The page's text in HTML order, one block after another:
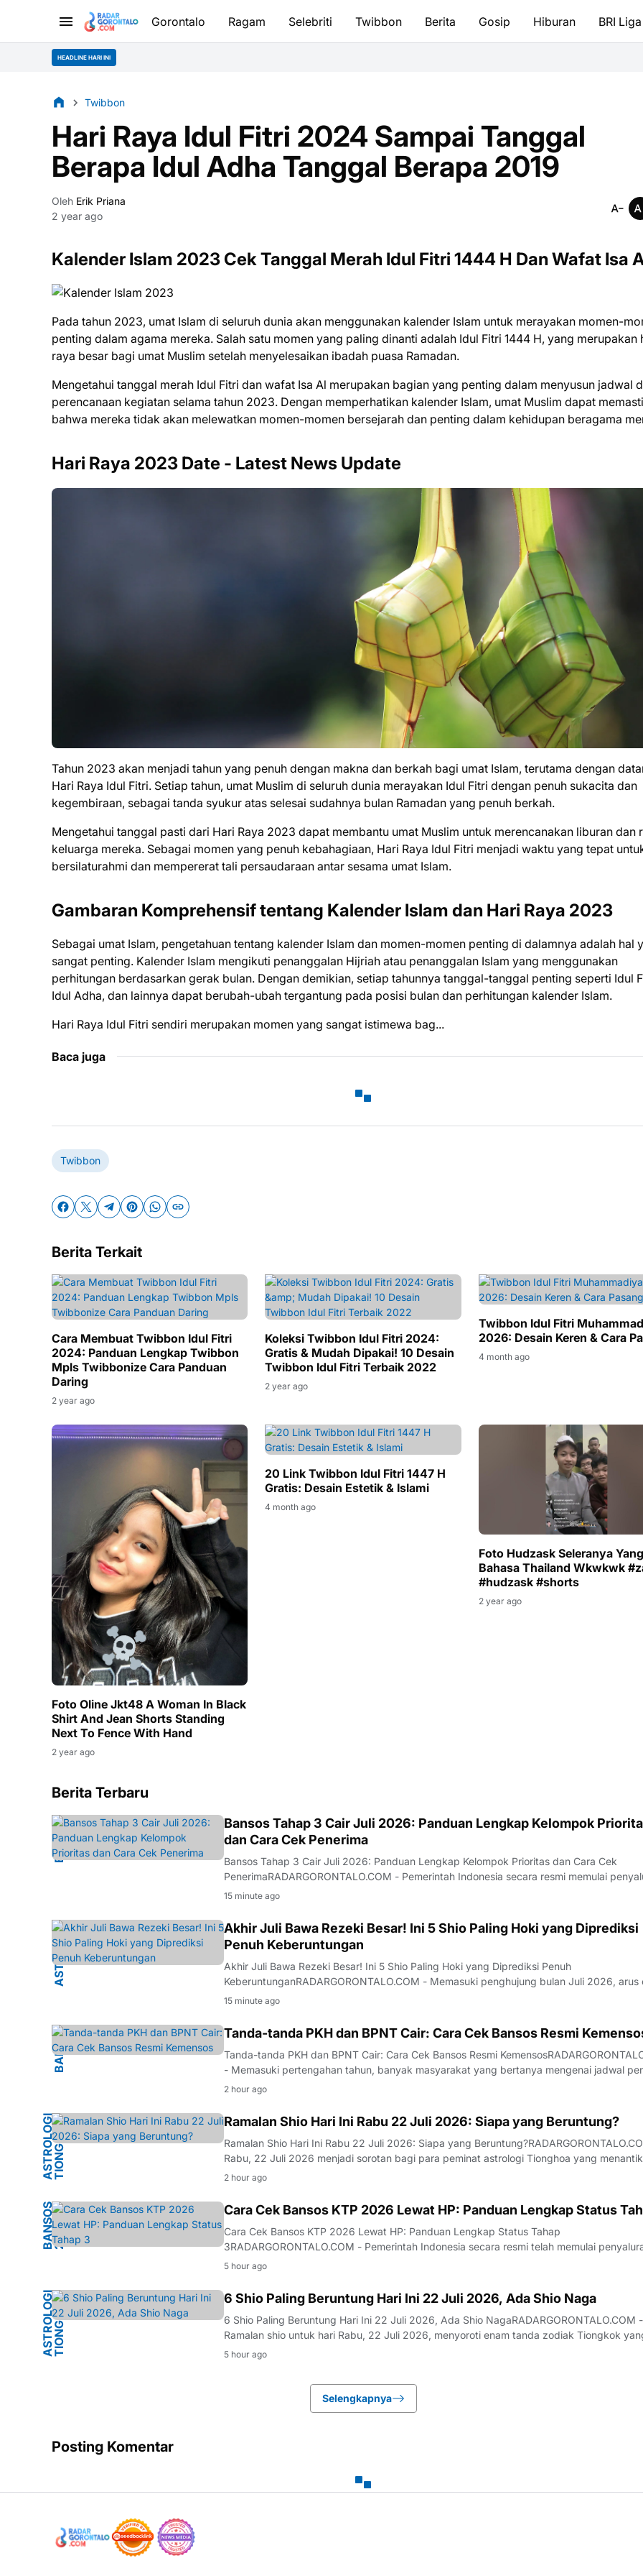
Gorontalo Ragam Selebriti Twibbon Berita Gosip Hiburan BRI Liga
HEADLINE HARI INI
Twibbon
Hari Raya Idul Fitri 2024 Sampai Tanggal
Berapa Idul Adha Tanggal Berapa 2019
Oleh Erik Priana
2 year ago
Kalender Islam 2023 Cek Tanggal Merah Idul Fitri 1444 H Dan Wafat Isa
Pada tahun 2023, umat Islam di seluruh dunia akan menggunakan kalender Islam untuk merayakan momen-
penting dalam agama mereka. Salah satu momen yang paling dinanti adalah Idul Fitri 1444 H, yang merupakan
raya besar bagi umat Muslim setelah menyelesaikan ibadah puasa Ramadan.
Mengetahui tanggal merah Idul Fitri dan wafat Isa Al merupakan bagian yang penting dalam menyusun jadwal
perencanaan kegiatan selama tahun 2023. Dengan memperhatikan kalender Islam, umat Muslim dapat
bahwa mereka tidak akan melewatkan momen-momen bersejarah dan penting dalam kehidupan beragama
Hari Raya 2023 Date - Latest News Update
Tahun 2023 akan menjadi tahun yang penuh dengan makna dan berkah bagi umat Islam, terutama dengan
Hari Raya Idul Fitri. Setiap tahun, umat Muslim di seluruh dunia merayakan Idul Fitri dengan penuh sukacita dan
kegembiraan, sebagai tanda syukur atas selesai sudahnya bulan Ramadan yang penuh berkah.
Mengetahui tanggal pasti dari Hari Raya 2023 dapat membantu umat Muslim untuk merencanakan liburan dan
keluarga mereka. Sebagai momen yang penuh kebahagiaan, Hari Raya Idul Fitri menjadi waktu yang tepat
bersilaturahmi dan mempererat tali persaudaraan antar sesama umat Islam.
Gambaran Komprehensif tentang Kalender Islam dan Hari Raya 2023
Sebagai umat Islam, pengetahuan tentang kalender Islam dan momen-momen penting di dalamnya adalah hal
sangat penting. Kalender Islam mengikuti penanggalan Hijriah atau penanggalan Islam yang menggunakan
perhitungan berdasarkan gerak bulan. Dengan demikian, setiap tahunnya tanggal-tanggal penting seperti Idul
Idul Adha, dan lainnya dapat berubah-ubah tergantung pada posisi bulan dan perhitungan kalender Islam.
Hari Raya Idul Fitri sendiri merupakan momen yang sangat istimewa bag...
Baca juga
Twibbon
Berita Terkait
Cara Membuat Twibbon Idul Fitri
2024: Panduan Lengkap Twibbon
Mpls Twibbonize Cara Panduan
Daring
2 year ago
Koleksi Twibbon Idul Fitri 2024:
Gratis & Mudah Dipakai! 10 Desain
Twibbon Idul Fitri Terbaik 2022
2 year ago
Twibbon Idul Fitri
2026: Desain Keren & Cara
4 month ago
Foto Oline Jkt48 A Woman In Black
Shirt And Jean Shorts Standing
Next To Fence With Hand
2 year ago
20 Link Twibbon Idul Fitri 1447 H
Gratis: Desain Estetik & Islami
4 month ago
Foto Hudzask Seleranya
Bahasa Thailand Wkwkwk
#hudzask #shorts
2 year ago
Berita Terbaru
BANSOS
Bansos Tahap 3 Cair Juli 2026: Panduan Lengkap Kelompok
dan Cara Cek Penerima
Bansos Tahap 3 Cair Juli 2026: Panduan Lengkap Kelompok Prioritas dan Cara Cek
PenerimaRADARGORONTALO.COM - Pemerintah Indonesia secara resmi memulai
bantuan sosial (bansos) tahap ketiga pada Juli 2026. Penyaluran yang memasuki awal
15 minute ago
ASTROLOGI
Akhir Juli Bawa Rezeki Besar! Ini 5 Shio Paling Hoki yang Diprediksi
Penuh Keberuntungan
Akhir Juli Bawa Rezeki Besar! Ini 5 Shio Paling Hoki yang Diprediksi Penuh
KeberuntunganRADARGORONTALO.COM - Memasuki penghujung bulan Juli 2026, arus
positif diprediksi mulai mengalir lebih kuat bagi sebagian individu berdasarkan
15 minute ago
BANSOS Tanda-tanda PKH dan BPNT Cair: Cara Cek Bansos Resmi
Tanda-tanda PKH dan BPNT Cair: Cara Cek Bansos Resmi
- Memasuki pertengahan tahun, banyak masyarakat yang bertanya mengenai jadwal
bantuan sosial (bansos) dari pemerintah. Program Keluarga Harapan (PKH) dan Bantuan
2 hour ago
A
S
T
R
O
L
O
G
I
T
I
O
N
G
H
OA Ramalan Shio Hari Ini Rabu 22 Juli 2026: Siapa yang Beruntung?
Ramalan Shio Hari Ini Rabu 22 Juli 2026: Siapa yang
Rabu, 22 Juli 2026 menjadi sorotan bagi para peminat astrologi Tionghoa yang
kabar peruntungan berdasarkan siklus energi harian yang berubah-ubah. Fenomena
2 hour ago
B
A
N
S
O
S
2
0
26
Cara Cek Bansos KTP 2026 Lewat HP: Panduan Lengkap Status
Cara Cek Bansos KTP 2026 Lewat HP: Panduan Lengkap Status Tahap
3RADARGORONTALO.COM - Pemerintah Indonesia secara resmi telah memulai
bantuan sosial (bansos) untuk triwulan III tahun 2026 pada periode Juli hingga
5 hour ago
A
S
T
R
O
L
O
G
I
T
I
O
N
G
K
OK 6 Shio Paling Beruntung Hari Ini 22 Juli 2026, Ada Shio Naga
6 Shio Paling Beruntung Hari Ini 22 Juli 2026, Ada Shio NagaRADARGORONTALO.COM -
Ramalan shio untuk hari Rabu, 22 Juli 2026, menyoroti enam tanda zodiak Tiongkok
diprediksi menarik keberuntungan dan kemakmuran secara signifikan. Dalam kalender
5 hour ago
Selengkapnya
Posting Komentar